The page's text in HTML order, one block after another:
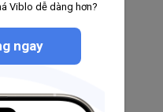
Viblo dễ dàng hơn?
ngay